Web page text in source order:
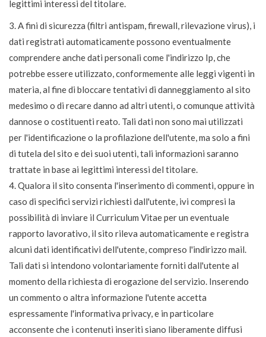
legittimi interessi del titolare.
3. A fini di sicurezza (filtri antispam, firewall, rilevazione virus), i
dati registrati automaticamente possono eventualmente
comprendere anche dati personali come l'indirizzo Ip, che
potrebbe essere utilizzato, conformemente alle leggi vigenti in
materia, al fine di bloccare tentativi di danneggiamento al sito
medesimo o di recare danno ad altri utenti, o comunque attività
dannose o costituenti reato. Tali dati non sono mai utilizzati
per l'identificazione o la profilazione dell'utente, ma solo a fini
di tutela del sito e dei suoi utenti, tali informazioni saranno
trattate in base ai legittimi interessi del titolare.
4. Qualora il sito consenta l'inserimento di commenti, oppure in
caso di specifici servizi richiesti dall'utente, ivi compresi la
possibilità di inviare il Curriculum Vitae per un eventuale
rapporto lavorativo, il sito rileva automaticamente e registra
alcuni dati identificativi dell'utente, compreso l'indirizzo mail.
Tali dati si intendono volontariamente forniti dall'utente al
momento della richiesta di erogazione del servizio. Inserendo
un commento o altra informazione l'utente accetta
espressamente l'informativa privacy, e in particolare
acconsente che i contenuti inseriti siano liberamente diffusi